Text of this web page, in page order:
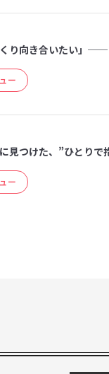
くり向き合いたい」
ー
見つけた、”ひとりで
ー